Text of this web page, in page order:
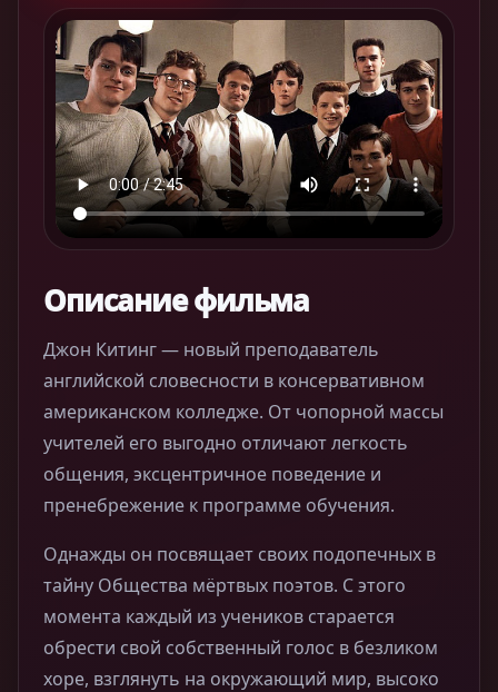
Описание фильма
Джон Китинг — новый преподаватель
английской словесности в консервативном
американском колледже. От чопорной массы
учителей его выгодно отличают легкость
общения, эксцентричное поведение и
пренебрежение к программе обучения.
Однажды он посвящает своих подопечных в
тайну Общества мёртвых поэтов. С этого
момента каждый из учеников старается
обрести свой собственный голос в безликом
хоре, взглянуть на окружающий мир, высоко